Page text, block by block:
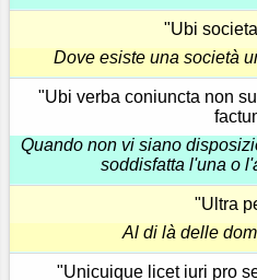
"Ubi
Dove esiste una società
"Ubi verba coniuncta non
Quando non vi siano
soddisfatta l'una o
"Ultra
Al di là delle
"Unicuique licet iuri pro